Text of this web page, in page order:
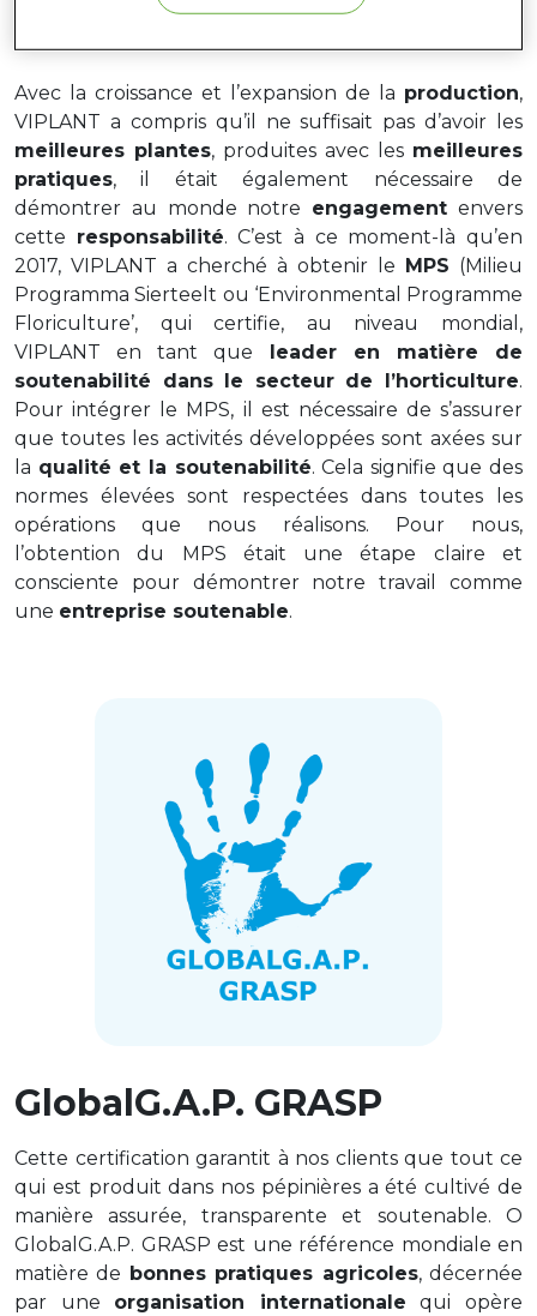
MPS GAP
Avec la croissance et l’expansion de la production,
VIPLANT a compris qu’il ne suffisait pas d’avoir les
meilleures plantes, produites avec les meilleures
pratiques, il était également nécessaire de
démontrer au monde notre engagement envers
cette responsabilité. C’est à ce moment-là qu’en
2017, VIPLANT a cherché à obtenir le MPS (Milieu
ProgrammaSierteelt ou ‘Environmental Programme
Floriculture’, qui certifie, au niveau mondial,
VIPLANT en tant que leader en matière de
soutenabilité dans le secteur de l’horticulture.
Pour intégrer le MPS, il est nécessaire de s’assurer
que toutes les activités développées sont axées sur
la qualité et la soutenabilité. Cela signifie que des
normes élevées sont respectées dans toutes les
opérations que nous réalisons. Pour nous,
l’obtention du MPS était une étape claire et
consciente pour démontrer notre travail comme
une entreprise soutenable.
GlobalG.A.P. GRASP
Cette certification garantit à nos clients que tout ce
qui est produit dans nos pépinières a été cultivé de
manièreassurée, transparente et soutenable. O
GlobalG.A.P. GRASP est une référence mondiale en
matière de bonnes pratiques agricoles, décernée
par une organisation internationale qui opère